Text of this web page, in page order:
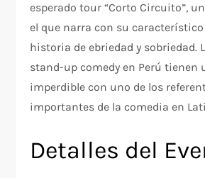
esperado tour “Corto Circuito”,
el que narra con su
historia de ebriedad y sobriedad.
stand-up comedy en Perú tienen
imperdible con uno de los
importantes de la comedia en
Detalles del